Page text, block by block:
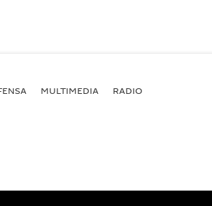
MULTIMEDIA RADIO